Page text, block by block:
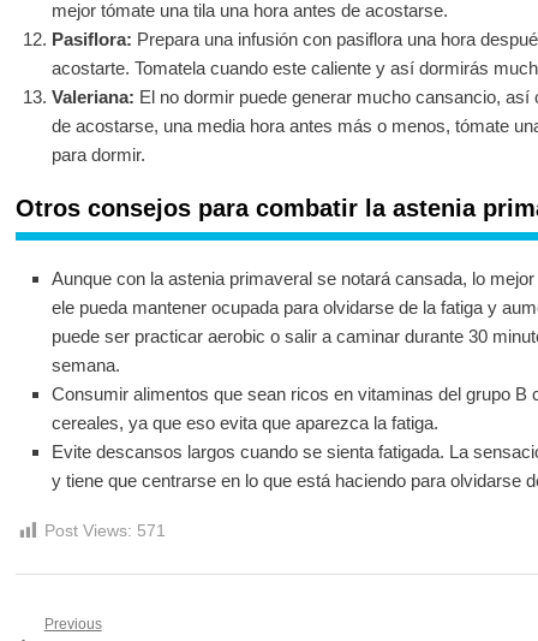
mejor tómate una tila una hora antes de acostarse.
Pasiflora: Prepara una infusión con pasiflora una hora
acostarte. Tomatela cuando este caliente y así dormirás
Valeriana: El no dormir puede generar mucho cansancio,
de acostarse, una media hora antes más o menos, tómate
para dormir.
Otros consejos para combatir la astenia
Aunque con la astenia primaveral se notará cansada, lo
ele pueda mantener ocupada para olvidarse de la fatiga y
puede ser practicar aerobic o salir a caminar durante 30
semana.
Consumir alimentos que sean ricos en vitaminas del grupo B
cereales, ya que eso evita que aparezca la fatiga.
Evite descansos largos cuando se sienta fatigada. La
y tiene que centrarse en lo que está haciendo para olvidarse
Post Views: 571
Previous